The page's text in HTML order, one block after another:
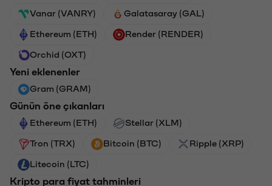
Vanar (VANRY) Galatasaray (GAL)
Ethereum (ETH) Render (RENDER)
Orchid (OXT)
Yeni eklenenler
Gram (GRAM)
Günün öne çıkanları
Ethereum (ETH) Stellar (XLM)
Tron (TRX) Bitcoin (BTC) Ripple (XRP)
Litecoin (LTC)
Kripto para fiyat tahminleri